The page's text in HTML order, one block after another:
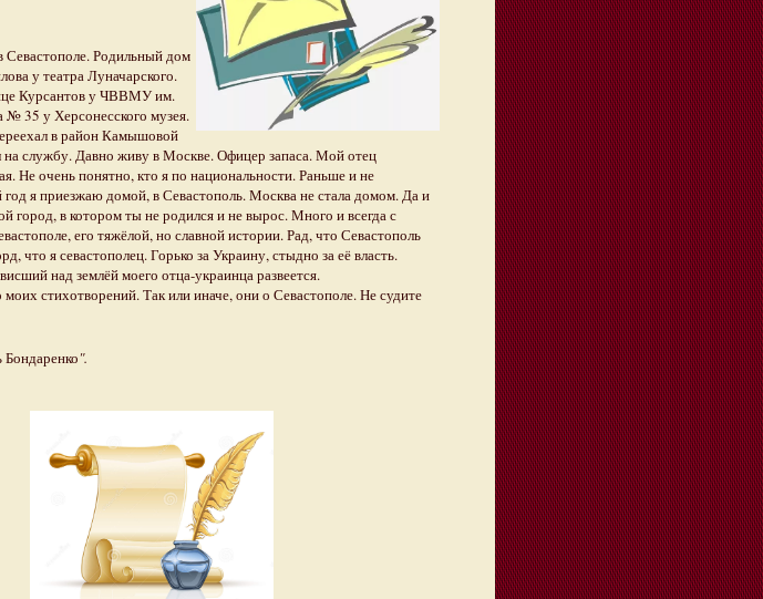
Родильный дом
у театра Луначарского.
Курсантов у ЧВВМУ им.
35 у Херсонесского музея.
в район Камышовой
службу. Давно живу в Москве. Офицер запаса. Мой отец
Не очень понятно, кто я по национальности. Раньше и не
я приезжаю домой, в Севастополь. Москва не стала домом. Да и
город, в котором ты не родился и не вырос. Много и всегда с
его тяжёлой, но славной истории. Рад, что Севастополь
что я севастополец. Горько за Украину, стыдно за её власть.
над землёй моего отца-украинца развеется.
стихотворений. Так или иначе, они о Севастополе. Не судите
".